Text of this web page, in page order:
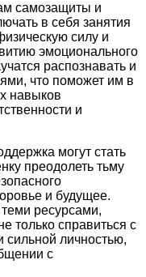
самозащиты и
в себя занятия
силу и
эмоционального
распознавать и
что поможет им в
навыков
и
могут стать
преодолеть тьму
и будущее.
ресурсами,
только справиться с
сильной личностью,
с